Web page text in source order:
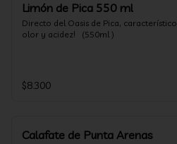
Limón de Pica 550 ml
Directo del Oasis de Pica, característico
olor y acidez!   (550ml )
$8.300
Calafate de Punta Arenas